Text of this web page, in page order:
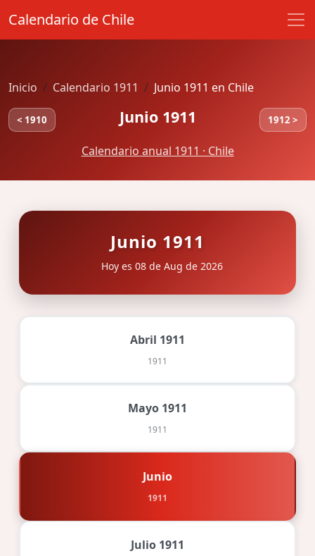
Calendario de Chile
Inicio Calendario 1911 Junio 1911 en Chile
< 1910 Junio 1911 1912 >
Calendario anual 1911 · Chile
Junio 1911
Hoy es 08 de Aug de 2026
Abril 1911
1911
Mayo 1911
1911
Junio
1911
Julio 1911